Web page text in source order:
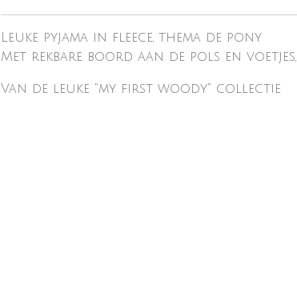
Leuke pyjama in fleece, thema de pony
Met rekbare boord aan de pols en voetjes,
Van de leuke "my first woody" collectie